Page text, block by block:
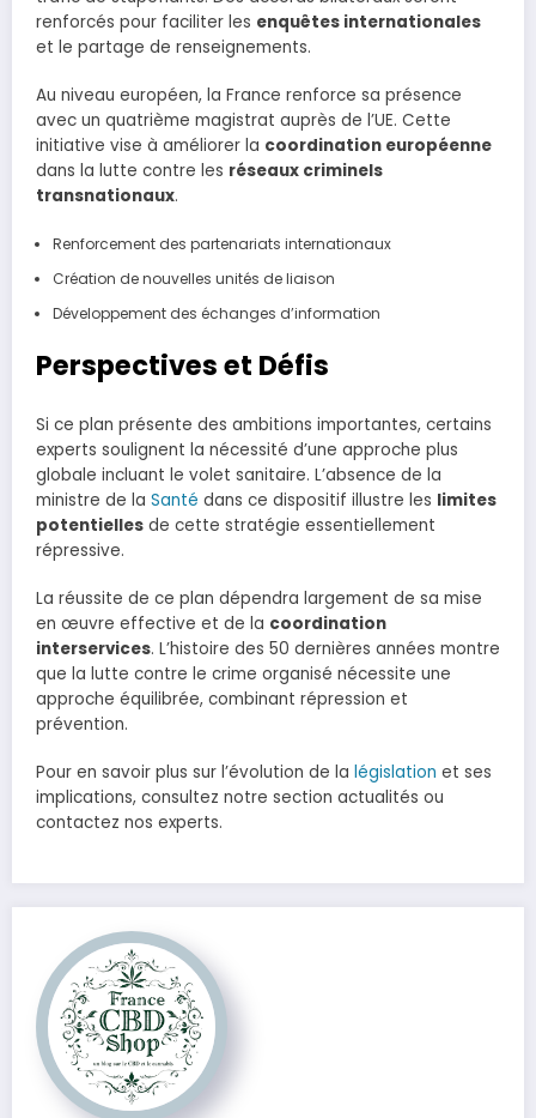
renforcés pour faciliter les enquêtes internationales
et le partage de renseignements.
Au niveau européen, la France renforce sa présence
avec un quatrième magistrat auprès de l’UE. Cette
initiative vise à améliorer la coordination européenne
dans la lutte contre les réseaux criminels
transnationaux.
Renforcement des partenariats internationaux
Création de nouvelles unités de liaison
Développement des échanges d’information
Perspectives et Défis
Si ce plan présente des ambitions importantes, certains
experts soulignent la nécessité d’une approche plus
globale incluant le volet sanitaire. L’absence de la
ministre de la Santé dans ce dispositif illustre les limites
potentielles de cette stratégie essentiellement
répressive.
La réussite de ce plan dépendra largement de sa mise
en œuvre effective et de la coordination
interservices. L’histoire des 50 dernières années montre
que la lutte contre le crime organisé nécessite une
approche équilibrée, combinant répression et
prévention.
Pour en savoir plus sur l’évolution de la législation et ses
implications, consultez notre section actualités ou
contactez nos experts.